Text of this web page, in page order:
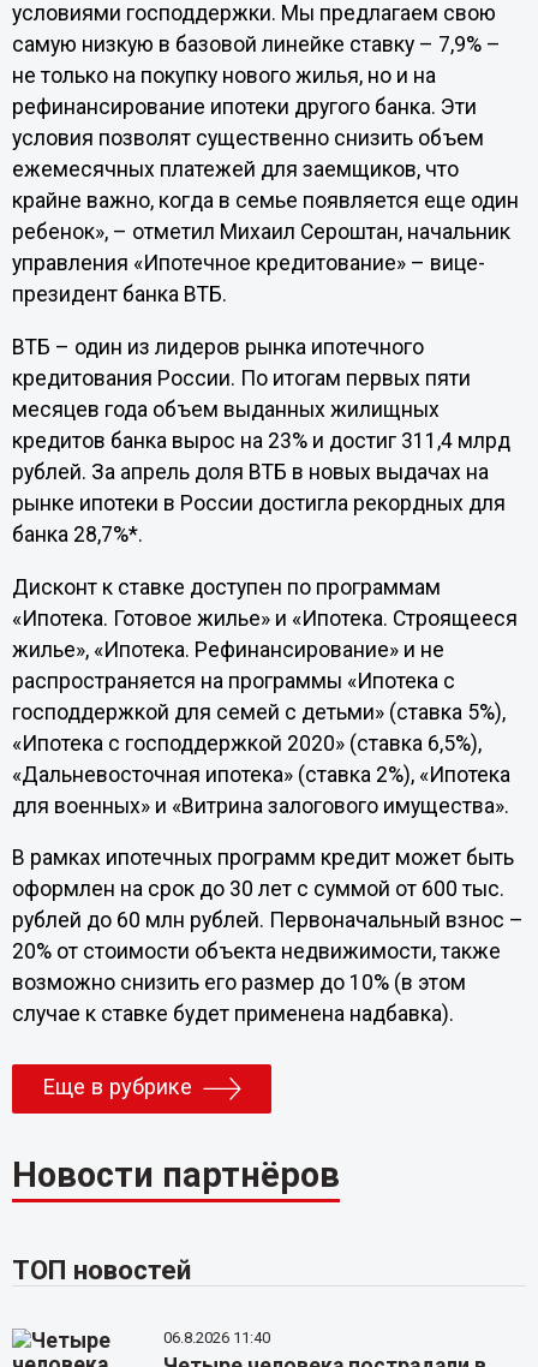
условиями господдержки. Мы предлагаем свою
самую низкую в базовой линейке ставку – 7,9% –
не только на покупку нового жилья, но и на
рефинансирование ипотеки другого банка. Эти
условия позволят существенно снизить объем
ежемесячных платежей для заемщиков, что
крайне важно, когда в семье появляется еще один
ребенок», – отметил Михаил Сероштан, начальник
управления «Ипотечное кредитование» – вице-
президент банка ВТБ.
ВТБ – один из лидеров рынка ипотечного
кредитования России. По итогам первых пяти
месяцев года объем выданных жилищных
кредитов банка вырос на 23% и достиг 311,4 млрд
рублей. За апрель доля ВТБ в новых выдачах на
рынке ипотеки в России достигла рекордных для
банка 28,7%*.
Дисконт к ставке доступен по программам
«Ипотека. Готовое жилье» и «Ипотека. Строящееся
жилье», «Ипотека. Рефинансирование» и не
распространяется на программы «Ипотека с
господдержкой для семей с детьми» (ставка 5%),
«Ипотека с господдержкой 2020» (ставка 6,5%),
«Дальневосточная ипотека» (ставка 2%), «Ипотека
для военных» и «Витрина залогового имущества».
В рамках ипотечных программ кредит может быть
оформлен на срок до 30 лет с суммой от 600 тыс.
рублей до 60 млн рублей. Первоначальный взнос –
20% от стоимости объекта недвижимости, также
возможно снизить его размер до 10% (в этом
случае к ставке будет применена надбавка).
Еще в рубрике
Новости партнёров
ТОП новостей
06.8.2026 11:40